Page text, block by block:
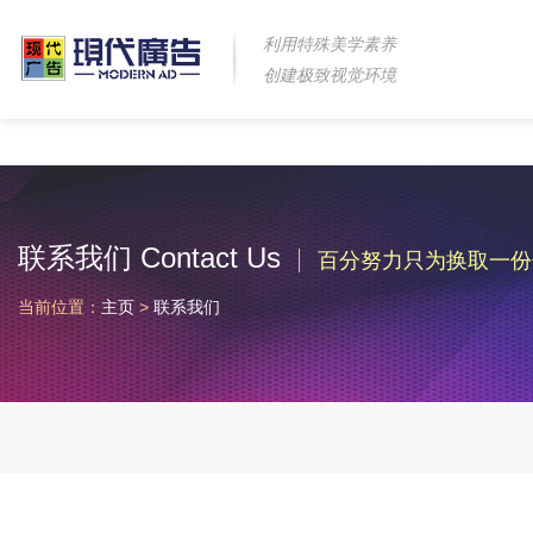
利用特殊美学素养
创建极致视觉环境
联系我们 Contact Us 百分努力只为换取一
当前位置：主页 >联系我们